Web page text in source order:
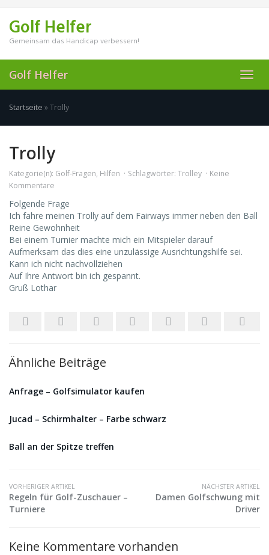
main
content
Golf Helfer
Gemeinsam das Handicap verbessern!
Golf Helfer
Startseite »Trolly
Trolly
Kategorie(n): Golf-Fragen, Hilfen Schlagwörter: Trolley
Keine
Kommentare
Folgende Frage
Ich fahre meinen Trolly auf dem Fairways immer neben den Ball
Reine Gewohnheit
Bei einem Turnier machte mich ein Mitspieler darauf
Aufmerksam das dies eine unzulässige Ausrichtungshilfe sei.
Kann ich nicht nachvollziehen
Auf Ihre Antwort bin ich gespannt.
Gruß Lothar
Ähnliche Beiträge
Anfrage – Golfsimulator kaufen
Jucad – Schirmhalter – Farbe schwarz
Ball an der Spitze treffen
VORHERIGER ARTIKEL
Regeln für Golf-Zuschauer –
Turniere
NÄCHSTER ARTIKEL
Damen Golfschwung mit
Driver
Keine Kommentare vorhanden